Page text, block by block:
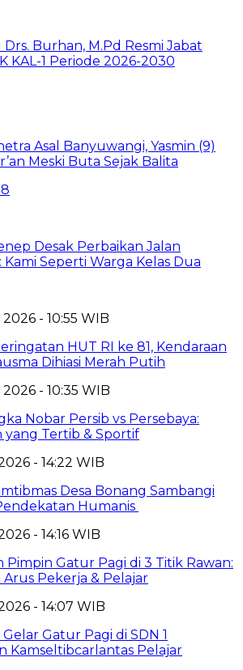
Burhan, M.Pd Resmi Jabat
KAL-1 Periode 2026-2030
Asal Banyuwangi, Yasmin (9)
Meski Buta Sejak Balita
Desak Perbaikan Jalan
Kami Seperti Warga Kelas Dua
- 10:55 WIB
HUT RI ke 81, Kendaraan
Dihiasi Merah Putih
- 10:35 WIB
Nobar Persib vs Persebaya:
yang Tertib & Sportif
- 14:22 WIB
Desa Bonang Sambangi
Humanis
- 14:16 WIB
Pimpin Gatur Pagi di 3 Titik Rawan:
Pekerja & Pelajar
- 14:07 WIB
Gatur Pagi di SDN 1
Kamseltibcarlantas Pelajar